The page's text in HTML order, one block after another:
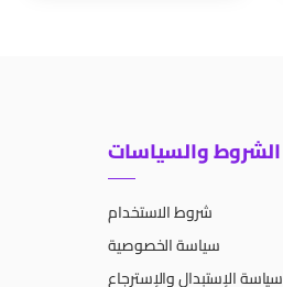
الشروط والسياسات
شروط الاستخدام
سياسة الخصوصية
سياسة الإستبدال والإسترجاع